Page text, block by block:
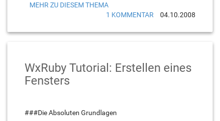
MEHR ZU DIESEM THEMA
1 KOMMENTAR
04.10.2008
WxRuby Tutorial: Erstellen eines
Fensters
###Die Absoluten Grundlagen